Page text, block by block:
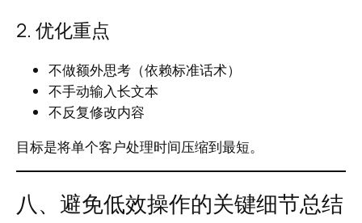
2. 优化重点
不做额外思考（依赖标准话术）
不手动输入长文本
不反复修改内容
目标是将单个客户处理时间压缩到最短。
八、避免低效操作的关键细节总结